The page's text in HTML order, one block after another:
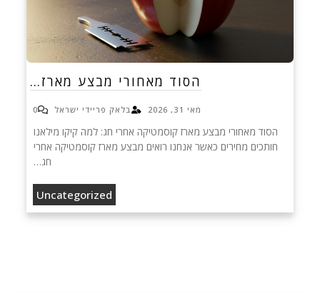
הסוד מאחורי מבצע מארז…
מאי 31, 2026 בלאק פריידי ישראל 0
הסוד מאחורי מבצע מארז קוסמטיקה אחרי חג: למה קיקו מילאנו
חותכים מחירים כאשר אנחנו רואים מבצע מארז קוסמטיקה אחרי
חג…
Uncategorized